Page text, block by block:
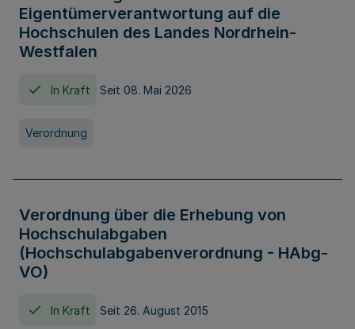
Eigentümerverantwortung auf die
Hochschulen des Landes Nordrhein-
Westfalen
In Kraft Seit 08. Mai 2026
Verordnung
Verordnung über die Erhebung von
Hochschulabgaben
(Hochschulabgabenverordnung - HAbg-
VO)
In Kraft Seit 26. August 2015